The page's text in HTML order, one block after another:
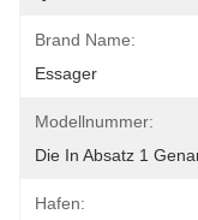
Brand Name:
Essager
Modellnummer:
Die In Absatz 1
Hafen: